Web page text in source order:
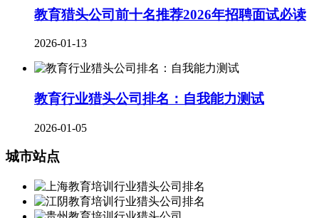
教育猎头公司前十名推荐2026年招聘面试必读
2026-01-13
教育行业猎头公司排名：自我能力测试
2026-01-05
城市站点